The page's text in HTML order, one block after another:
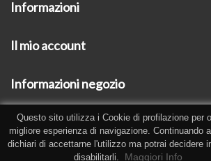
Informazioni
Il mio account
Informazioni negozio
Questo sito utilizza i Cookie di profilazione per
migliore esperienza di navigazione. Continuando
dichiari di accettarne l'utilizzo ma potrai decidere
disabilitarli.
Maggiori Info